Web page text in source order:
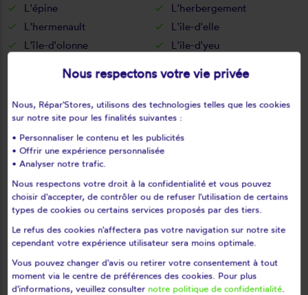
L'épine
L'herbergement
L'hermenault
L'ile-d'elle
L'île-d'olonne
L'ile-d'yeu
Maillé
Maillezais
Mallièvre
Mareuil-sur-lay-dissais
Marillet
Marsais-sainte-radégonde
Martinet
Menomblet
Montaigu
Montournais
Montreuil
Montréverd
Moreilles
Mormaison
Mortagne-sur-sèvre
Mouchamps
Mouilleron-en-pareds
Mouilleron-le-captif
Mouilleron-Saint-Germain
Moutiers-les-mauxfaits
Nous respectons votre vie privée
Nous, Répar'Stores, utilisons des technologies telles que les cookies
sur notre site pour les finalités suivantes :
• Personnaliser le contenu et les publicités
• Offrir une expérience personnalisée
• Analyser notre trafic.
Nous respectons votre droit à la confidentialité et vous pouvez
choisir d'accepter, de contrôler ou de refuser l'utilisation de certains
types de cookies ou certains services proposés par des tiers.
Le refus des cookies n'affectera pas votre navigation sur notre site
cependant votre expérience utilisateur sera moins optimale.
Vous pouvez changer d'avis ou retirer votre consentement à tout
moment via le centre de préférences des cookies. Pour plus
d'informations, veuillez consulter notre politique de confidentialité.